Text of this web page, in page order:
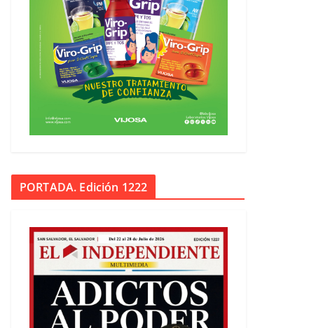
PORTADA. Edición 1222